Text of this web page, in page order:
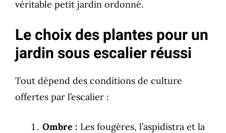
véritable petit jardin ordonné.
Le choix des plantes pour un
jardin sous escalier réussi
Tout dépend des conditions de culture
offertes par l’escalier :
Ombre : Les fougères, l’aspidistra et la